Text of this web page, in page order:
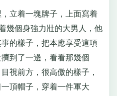
立着一塊牌子，上面寫着
幾個身強力壯的大男人，他
的樣子，把本應享受這項
到了一邊，看看那幾個
視前方，很高傲的樣子，
頂帽子，穿着一件軍大